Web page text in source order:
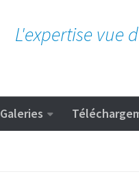
L'expertise vue
Galeries